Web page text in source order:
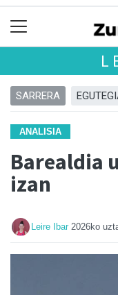
SARRERA
ANALISIA
Barealdia
izan
Leire Ibar 2026ko